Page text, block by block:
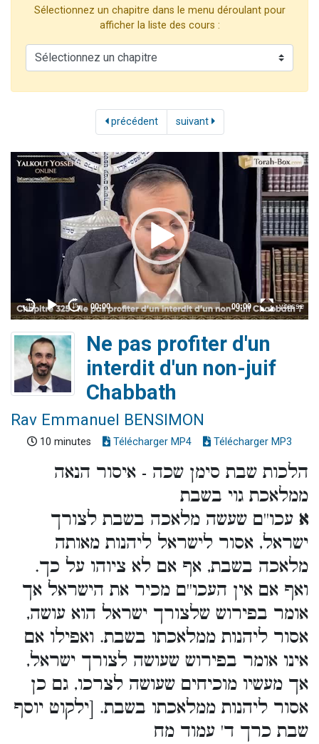
Il reste 49 places pour étudier en groupe sur Zoom
Sélectionnez un chapitre dans le menu déroulant pour
afficher la liste des cours :
précédent suivant
Ne pas profiter d'un
interdit d'un non-juif
Chabbath
Rav Emmanuel BENSIMON
10 minutes Télécharger MP4 Télécharger MP3
הלכות שבת סימן שכה - איסור הנאה
ממלאכת גוי בשבת
א עכו''ם שעשה מלאכה בשבת לצורך
ישראל, אסור לישראל ליהנות מאותה
מלאכה בשבת, אף אם לא ציוהו על כך.
ואף אם אין העכו''ם מכיר את הישראל אך
אומר בפירוש שלצורך ישראל הוא עושה,
אסור ליהנות ממלאכתו בשבת. ואפילו אם
אינו אומר בפירוש שעושה לצורך ישראל,
אך מעשיו מוכיחים שעושה לצרכו, גם כן
אסור ליהנות ממלאכתו בשבת. [ילקוט יוסף
שבת כרך ד' עמוד מח